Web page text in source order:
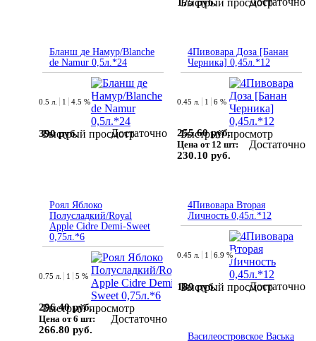
Быстрый просмотр
Бланш де Намур/Blanche
de Namur 0,5л.*24
Быстрый просмотр
0.5 л. 1 4.5 %
390 руб. Достаточно
4Пивовара Доза [Банан
Черника] 0,45л.*12
Быстрый просмотр
0.45 л. 1 6 %
255.60 руб.
Цена от 12 шт:
230.10 руб.
Достаточно
Роял Яблоко
Полусладкий/Royal
Apple Cidre Demi-Sweet
0,75л.*6
Быстрый просмотр
0.75 л. 1 5 %
296.40 руб.
Цена от 6 шт:
266.80 руб.
Достаточно
4Пивовара Вторая
Личность 0,45л.*12
Быстрый просмотр
0.45 л. 1 6.9 %
189 руб. Достаточно
Василеостровское Васька